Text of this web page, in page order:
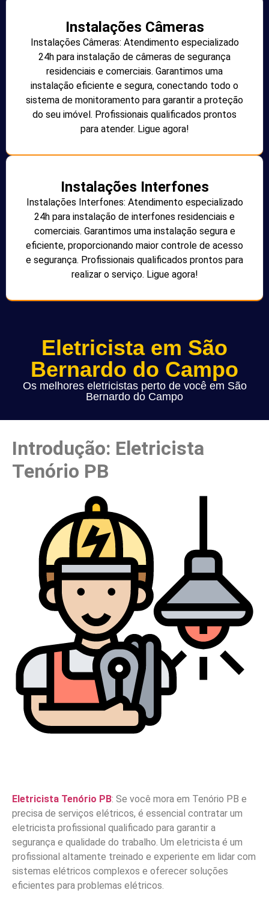
Instalações Câmeras
Instalações Câmeras: Atendimento especializado
24h para instalação de câmeras de segurança
residenciais e comerciais. Garantimos uma
instalação eficiente e segura, conectando todo o
sistema de monitoramento para garantir a proteção
do seu imóvel. Profissionais qualificados prontos
para atender. Ligue agora!
Instalações Interfones
Instalações Interfones: Atendimento especializado
24h para instalação de interfones residenciais e
comerciais. Garantimos uma instalação segura e
eficiente, proporcionando maior controle de acesso
e segurança. Profissionais qualificados prontos para
realizar o serviço. Ligue agora!
Eletricista em São
Bernardo do Campo
Os melhores eletricistas perto de você em São
Bernardo do Campo
Introdução: Eletricista
Tenório PB
Eletricista Tenório PB: Se você mora em Tenório PB e
precisa de serviços elétricos, é essencial contratar um
eletricista profissional qualificado para garantir a
segurança e qualidade do trabalho. Um eletricista é um
profissional altamente treinado e experiente em lidar com
sistemas elétricos complexos e oferecer soluções
eficientes para problemas elétricos.